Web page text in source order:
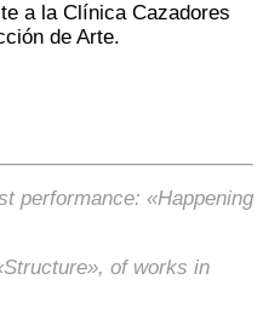
a la Clínica Cazadores
de Arte.
performance: «Happening
of works in